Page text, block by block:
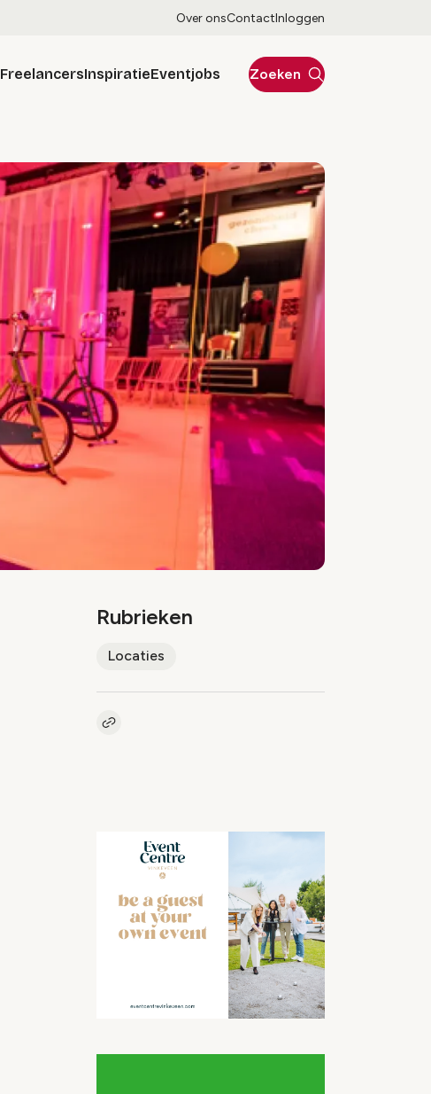
Over onsContactInloggen
FreelancersInspiratieEventjobs Zoeken
Rubrieken
Locaties
Kopieer link naar artikel